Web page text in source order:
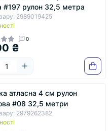
#197 рулон 32,5 метра
2989019425
0
₴
атласна 4 см рулон
#08 32,5 метри
2979262382